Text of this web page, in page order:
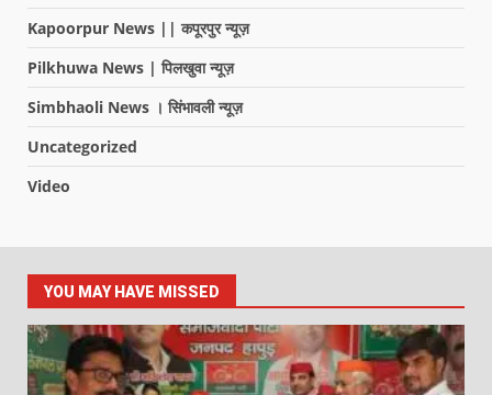
Kapoorpur News || कपूरपुर न्यूज़
Pilkhuwa News | पिलखुवा न्यूज़
Simbhaoli News । सिंभावली न्यूज़
Uncategorized
Video
YOU MAY HAVE MISSED